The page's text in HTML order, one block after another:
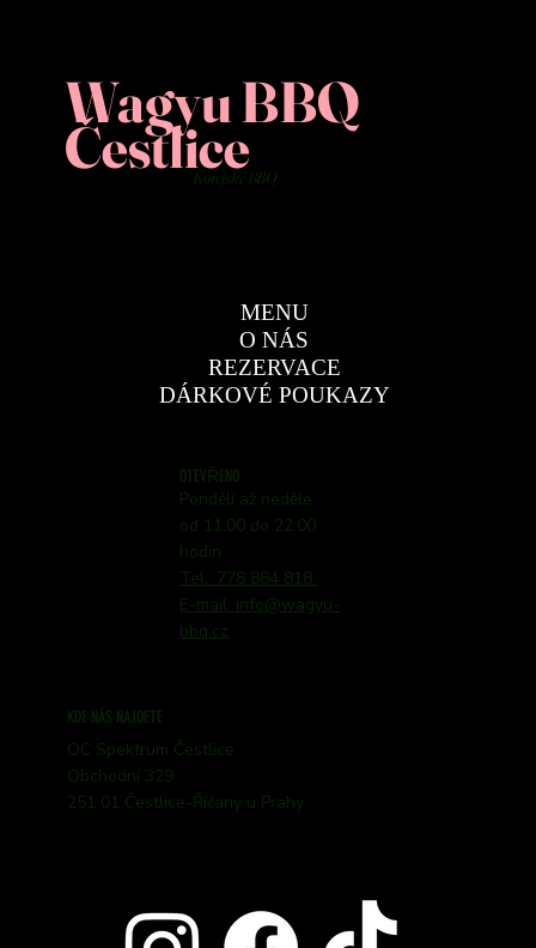
Wagyu BBQ
Čestlice
Korejské BBQ
MENU
O NÁS
REZERVACE
DÁRKOVÉ POUKAZY
OTEVŘENO
Pondělí až neděle
od 11:00 do 22:00
hodin
Tel.: 778 884 818
E-mail: info@wagyu-
bbq.cz
KDE NÁS NAJDETE
OC Spektrum Čestlice
Obchodní 329
251 01 Čestlice-Říčany u Prahy